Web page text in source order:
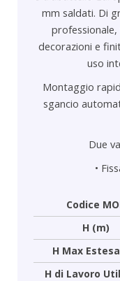
mm saldati. Di
decorazioni e
uso
Montaggio
sgancio
Due
•
Codice
H (m)
H Max
H di Lavoro